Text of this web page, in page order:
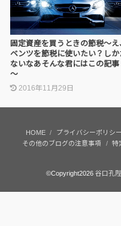
固定資産を買うときの節税～え
ベンツを節税に使いたい？しか
ないなあそんな君にはこの記事
～
2016年11月29日
HOME プライバシーポリシー
その他のブログの注意事項
特
©Copyright2026 谷口孔